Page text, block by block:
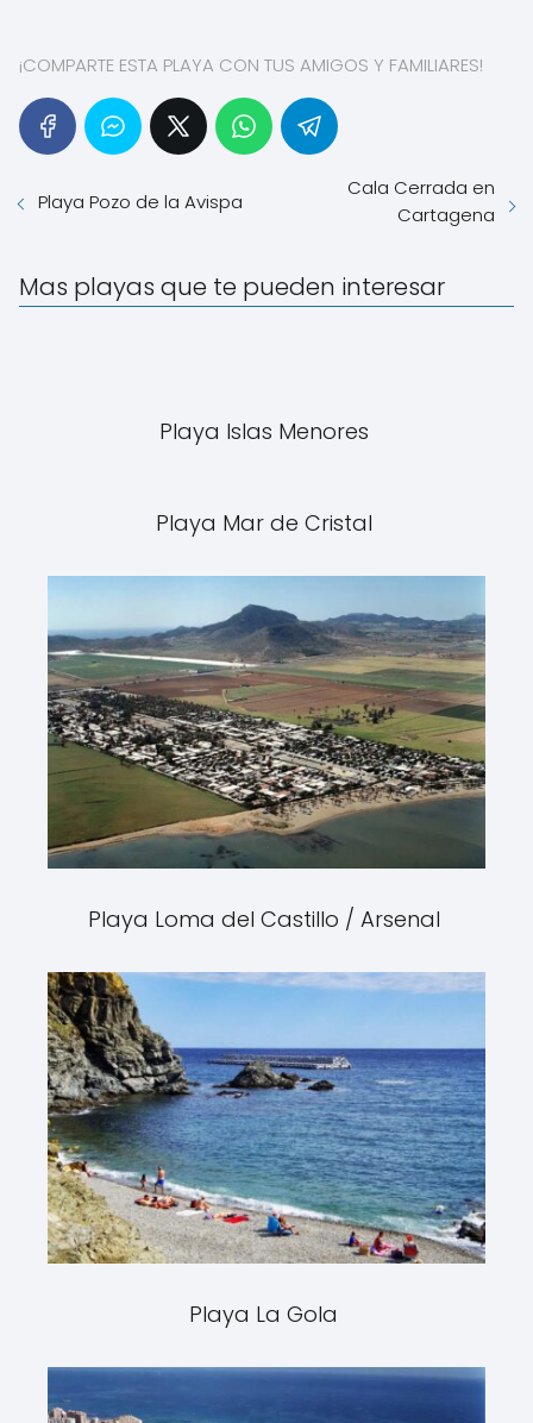
¡COMPARTE ESTA PLAYA CON TUS AMIGOS Y FAMILIARES!
Playa Pozo de la Avispa
Cala Cerrada en
Cartagena
Mas playas que te pueden interesar
Playa Islas Menores
Playa Mar de Cristal
Playa Loma del Castillo / Arsenal
Playa La Gola